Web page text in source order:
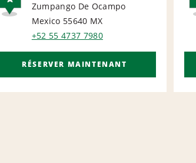
AIRPORT
Zumpango De Ocampo
Mexico 55640 MX
+52 55 4737 7980
RÉSERVER MAINTENANT